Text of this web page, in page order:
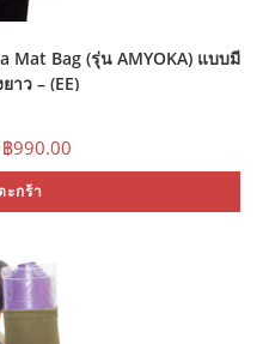
Mat Bag (รุ่น AMYOKA) แบบมี
าว – (EE)
Original
price
was:
฿1,500.00.
฿990.00Current
price
is:
กร้า